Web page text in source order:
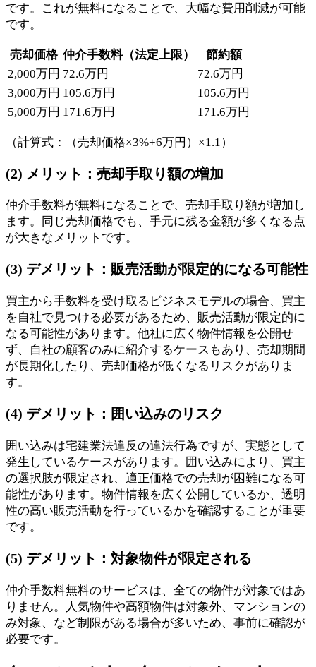
です。これが無料になることで、大幅な費用削減が可能
です。
売却価格 仲介手数料（法定上限）
節約額
2,000万円 72.6万円
72.6万円
3,000万円 105.6万円
105.6万円
5,000万円 171.6万円 171.6万円
（計算式：（売却価格×3%+6万円）×1.1）
(2) メリット：売却手取り額の増加
仲介手数料が無料になることで、売却手取り額が増加し
ます。同じ売却価格でも、手元に残る金額が多くなる点
が大きなメリットです。
(3) デメリット：販売活動が限定的になる可能性
買主から手数料を受け取るビジネスモデルの場合、買主
を自社で見つける必要があるため、販売活動が限定的に
なる可能性があります。他社に広く物件情報を公開せ
ず、自社の顧客のみに紹介するケースもあり、売却期間
が長期化したり、売却価格が低くなるリスクがありま
す。
(4) デメリット：囲い込みのリスク
囲い込みは宅建業法違反の違法行為ですが、実態として
発生しているケースがあります。囲い込みにより、買主
の選択肢が限定され、適正価格での売却が困難になる可
能性があります。物件情報を広く公開しているか、透明
性の高い販売活動を行っているかを確認することが重要
です。
(5) デメリット：対象物件が限定される
仲介手数料無料のサービスは、全ての物件が対象ではあ
りません。人気物件や高額物件は対象外、マンションの
み対象、など制限がある場合が多いため、事前に確認が
必要です。